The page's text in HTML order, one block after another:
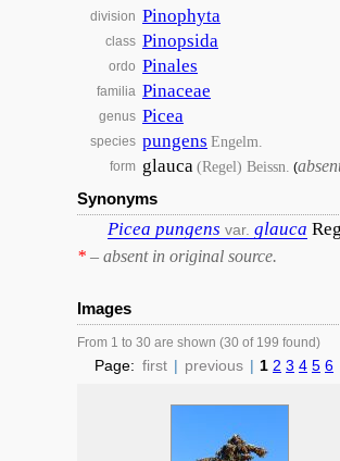
division Pinophyta
class Pinopsida
ordo Pinales
familia Pinaceae
genus Picea
species pungens Engelm.
form glauca(Regel) Beissn. (
Synonyms
Picea pungens var. glauca
* – absent in original source.
Images
From 1 to 30 are shown (30 of 199 found)
Page: first | previous | 1 2 3 4 5 6